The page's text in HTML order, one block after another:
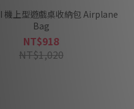
I 機上型遊戲桌收納包 Airplane
Bag
NT$918
NT$1,020